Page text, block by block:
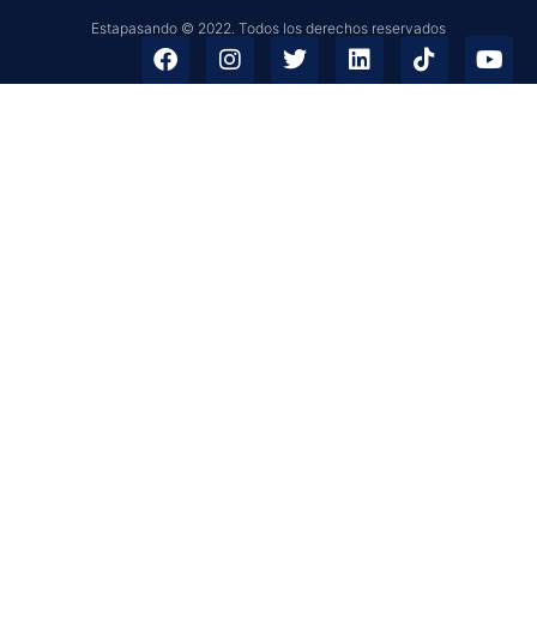
Estapasando © 2022. Todos los derechos reservados